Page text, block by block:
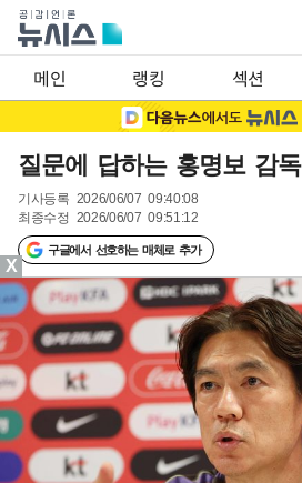
메인 랭킹 섹션
질문에 답하는 홍명보 감독
기사등록 2026/06/07 09:40:08
최종수정 2026/06/07 09:51:12
구글에서 선호하는 매체로 추가
X